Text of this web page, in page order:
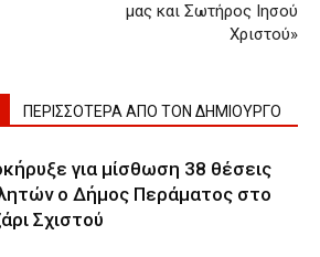
μας και Σωτήρος Ιησού
Χριστού»
ΠΕΡΙΣΣΟΤΕΡΑ ΑΠΟ ΤΟΝ ΔΗΜΙΟΥΡΓΟ
για μίσθωση 38 θέσεις
ο Δήμος Περάματος στο
Σχιστού